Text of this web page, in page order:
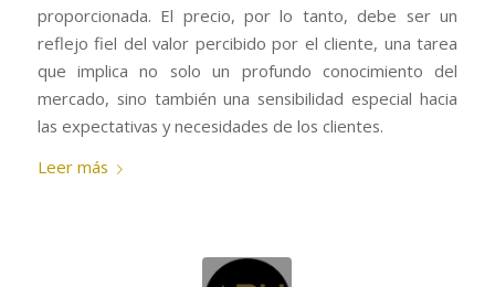
proporcionada. El precio, por lo tanto, debe ser un
reflejo fiel del valor percibido por el cliente, una tarea
que implica no solo un profundo conocimiento del
mercado, sino también una sensibilidad especial hacia
las expectativas y necesidades de los clientes.
Leer más